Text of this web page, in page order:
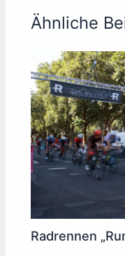
Ähnliche
Radrennen